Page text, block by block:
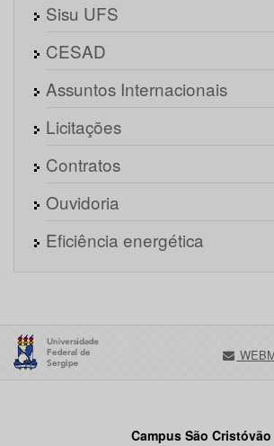
Sisu UFS
CESAD
Assuntos Internacionais
Licitações
Contratos
Ouvidoria
Eficiência energética
Campus São Cristóvão